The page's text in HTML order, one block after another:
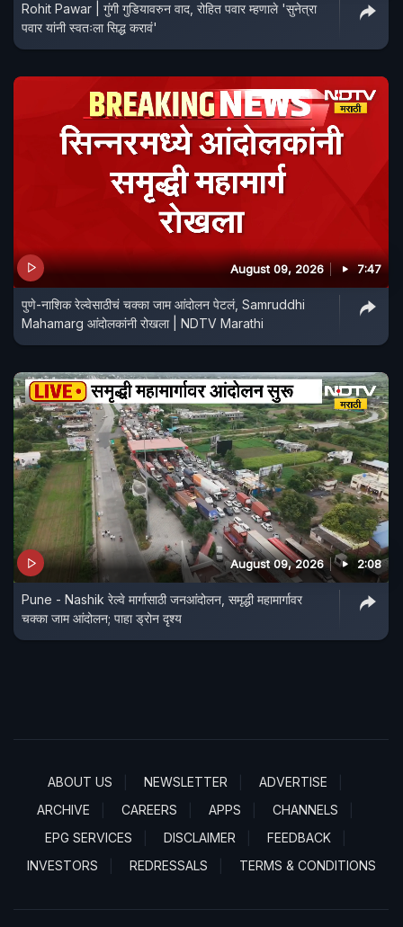
Rohit Pawar | गुंगी गुडियावरुन वाद, रोहित पवार म्हणाले 'सुनेत्रा
पवार यांनी स्वतःला सिद्ध करावं'
August 09, 2026 7:47
पुणे-नाशिक रेल्वेसाठीचं चक्का जाम आंदोलन पेटलं, Samruddhi
Mahamarg आंदोलकांनी रोखला | NDTV Marathi
August 09, 2026 2:08
Pune - Nashik रेल्वे मार्गासाठी जनआंदोलन, समृद्धी महामार्गावर
चक्का जाम आंदोलन; पाहा ड्रोन दृश्य
ABOUT US NEWSLETTER
ADVERTISE
ARCHIVE
CAREERS APPS
CHANNELS
EPG SERVICES
DISCLAIMER
FEEDBACK
INVESTORS
REDRESSALS TERMS & CONDITIONS